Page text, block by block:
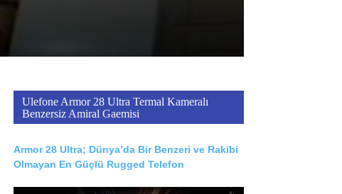
Ulefone Armor 28 Ultra Termal Kameralı
Benzersiz Amiral Gaemisi
Armor 28 Ultra; Dünya’da Bir Benzeri ve Rakibi
Olmayan En Güçlü Rugged Telefon